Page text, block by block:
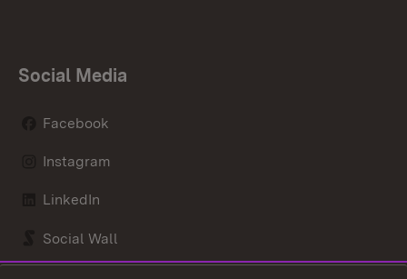
Social Media
Facebook
Instagram
LinkedIn
Social Wall